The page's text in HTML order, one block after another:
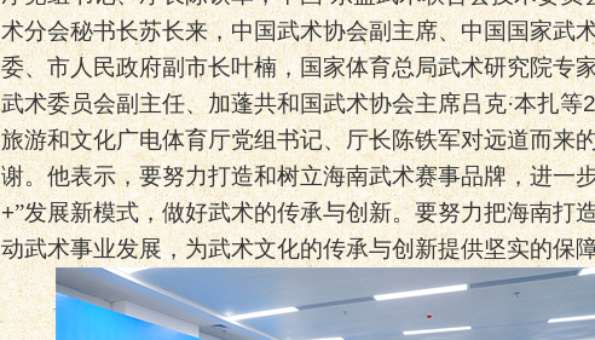
术分会秘书长苏长来，中国武术协会副主席、中国国家武
委、市人民政府副市长叶楠，国家体育总局武术研究院专
武术委员会副主任、加蓬共和国武术协会主席吕克·本扎等
旅游和文化广电体育厅党组书记、厅长陈铁军对远道而来
谢。他表示，要努力打造和树立海南武术赛事品牌，进一
+”发展新模式，做好武术的传承与创新。要努力把海南打
动武术事业发展，为武术文化的传承与创新提供坚实的保